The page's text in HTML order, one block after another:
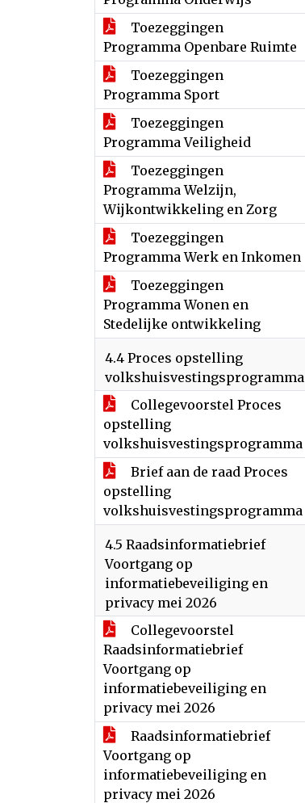
Toezeggingen
Programma Openbare Ruimte
Toezeggingen
Programma Sport
Toezeggingen
Programma Veiligheid
Toezeggingen
Programma Welzijn,
Wijkontwikkeling en Zorg
Toezeggingen
Programma Werk en Inkomen
Toezeggingen
Programma Wonen en
Stedelijke ontwikkeling
4.4 Proces opstelling
volkshuisvestingsprogramma
Collegevoorstel Proces
opstelling
volkshuisvestingsprogramma
Brief aan de raad Proces
opstelling
volkshuisvestingsprogramma
4.5 Raadsinformatiebrief
Voortgang op
informatiebeveiliging en
privacy mei 2026
Collegevoorstel
Raadsinformatiebrief
Voortgang op
informatiebeveiliging en
privacy mei 2026
Raadsinformatiebrief
Voortgang op
informatiebeveiliging en
privacy mei 2026